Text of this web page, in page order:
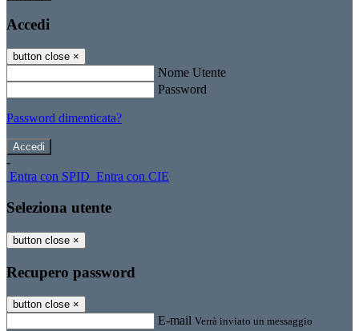
Accedi
button close ×
Nome Utente
Password
Password dimenticata?
-
Entra con SPID Entra con CIE
Seleziona utente
button close ×
Recupero password
button close ×
E-mail Verrà inviato un messaggio